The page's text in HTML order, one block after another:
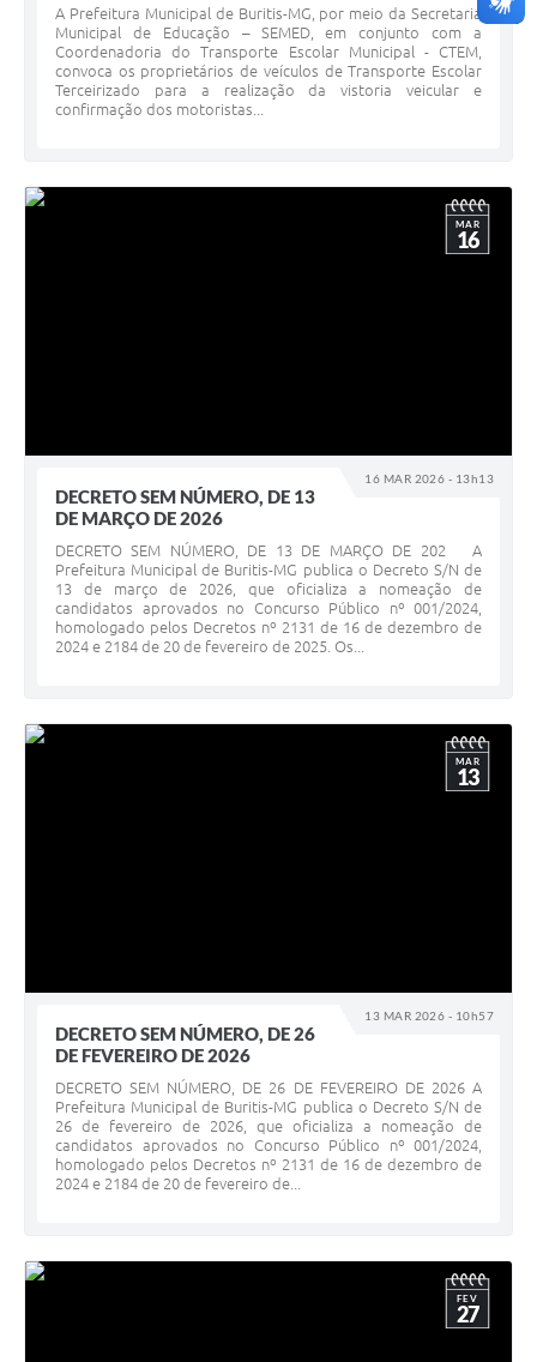
A Prefeitura Municipal de Buritis-MG, por meio da Secretaria
Municipal de Educação – SEMED, em conjunto com a
Coordenadoria do Transporte Escolar Municipal - CTEM,
convoca os proprietários de veículos de Transporte Escolar
Terceirizado para a realização da vistoria veicular e
confirmação dos motoristas...
16 MAR 2026 - 13h13
MAR
16
DECRETO SEM NÚMERO, DE 13
DE MARÇO DE 2026
DECRETO SEM NÚMERO, DE 13 DE MARÇO DE 202 A
Prefeitura Municipal de Buritis-MG publica o Decreto S/N de
13 de março de 2026, que oficializa a nomeação de
candidatos aprovados no Concurso Público nº 001/2024,
homologado pelos Decretos nº 2131 de 16 de dezembro de
2024 e 2184 de 20 de fevereiro de 2025. Os...
13 MAR 2026 - 10h57
MAR
13
DECRETO SEM NÚMERO, DE 26
DE FEVEREIRO DE 2026
DECRETO SEM NÚMERO, DE 26 DE FEVEREIRO DE 2026 A
Prefeitura Municipal de Buritis-MG publica o Decreto S/N de
26 de fevereiro de 2026, que oficializa a nomeação de
candidatos aprovados no Concurso Público nº 001/2024,
homologado pelos Decretos nº 2131 de 16 de dezembro de
2024 e 2184 de 20 de fevereiro de...
FEV
27